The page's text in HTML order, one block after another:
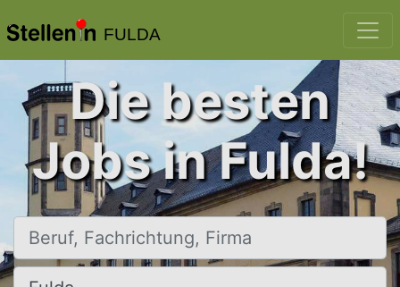
FULDA
Die besten
Jobs in Fulda!
Beruf, Fachrichtung, Firma
Ort, Stadt